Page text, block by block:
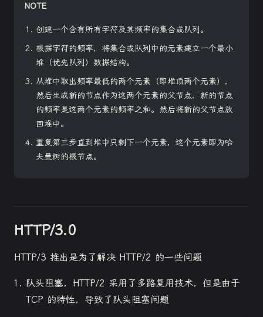
NOTE
创建一个含有所有字符及其频率的集合或队列。
根据字符的频率，将集合或队列中的元素建立一个最小
堆（优先队列）数据结构。
从堆中取出频率最低的两个元素（即堆顶两个元素），
然后生成新的节点作为这两个元素的父节点，新的节点
的频率是这两个元素的频率之和。然后将新的父节点放
回堆中。
重复第三步直到堆中只剩下一个元素，这个元素即为哈
夫曼树的根节点。
HTTP/3.0
HTTP/3 推出是为了解决 HTTP/2 的一些问题
队头阻塞，HTTP/2 采用了多路复用技术，但是由于
TCP 的特性，导致了队头阻塞问题